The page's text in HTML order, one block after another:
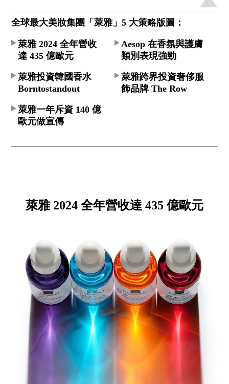
全球最大美妝集團「萊雅」5 大策略版圖：
萊雅 2024 全年營收
達 435 億歐元
Aesop 在香氛與護膚
類別表現強勁
萊雅投資韓國香水
Borntostandout
萊雅跨界投資奢侈服
飾品牌 The Row
萊雅一年斥資 140 億
歐元做宣傳
萊雅 2024 全年營收達 435 億歐元